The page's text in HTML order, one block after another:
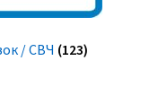
/ СВЧ (123)